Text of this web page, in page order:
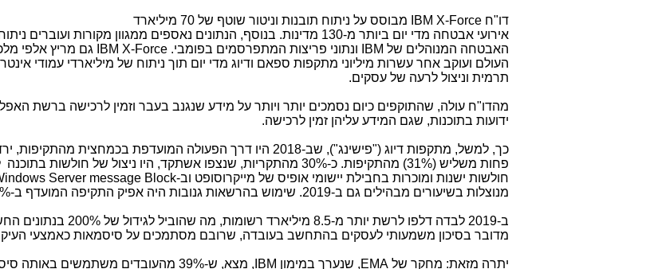
דו"חIBM X-Force
מבוסס על ניתוח תובנות וניטור שוטף של 70 מיליארד
אירועי אבטחה מדי יום ביותר מ-130 מדינות. בנוסף, הנתונים נאספים ממגוון מקורות
האבטחה המנוהלים של IBM ונתוני פריצות המתפרסמים בפומבי.IBM X-Force
גם מריץ אלפי
העולם ועוקב אחר עשרות מיליוני מתקפות ספאם ודיוג מדי יום תוך ניתוח של מיליארדי עמודי
תרמית וניצול לרעה של עסקים.
מהדו"ח עולה, שהתוקפים כיום נסמכים יותר ויותר על מידע שנגנב בעבר וזמין לרכישה ברשת
ידועות בתוכנות, שגם המידע עליהן זמין לרכישה.
כך, למשל, מתקפות דיוג ("פישינג"), שב-2018 היו דרך הפעולה המועדפת בכמחצית
חולשות ישנות ומוכרות בחבילת יישומי אופיס של מייקרוסופט וב-Server message Block
מנוצלות בשיעורים מבהילים גם ב-2019. שימוש בהרשאות גנובות היה אפיק התקיפה המועדף ב-29% מהמקרים אשתקד.
ב-2019 לבדה דלפו לרשת יותר מ-8.5
מדובר בסיכון משמעותי לעסקים בהתחשב בעובדה, שרובם מסתמכים על סיסמאות כאמצעי
יתרה מזאת: מחקר שלEMA, שנערך במימון IBM
, מצא, ש-39% מהעובדים משתמשים